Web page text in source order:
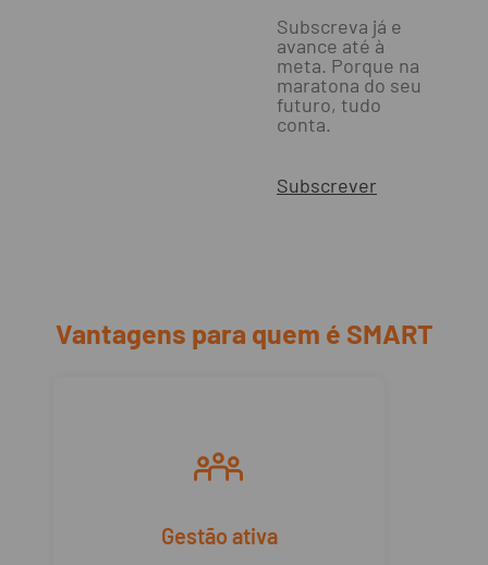
Subscreva já e
avance até à
meta. Porque na
maratona do seu
futuro, tudo
conta.
Subscrever
Vantagens para quem é SMART
Gestão ativa